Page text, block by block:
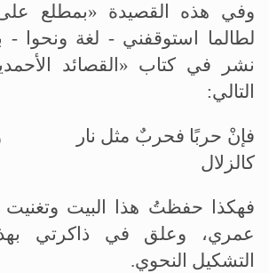
وفي هذه القصيدة «بمطلع
لطالما استوقفني - لغة ونحوا -
نشر في كتاب «القصائد
التالي:
فإنْ حربًا فحربٌ مثل نار
كالزلال
فهكذا حفظتُ هذا البيت
عمري، وعلق في ذاكرتي
التشكيل النحوي.